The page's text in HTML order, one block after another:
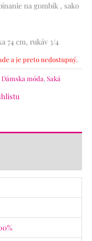
na gombík , sako
74 cm, rukáv 3/4
a je preto nedostupný.
Dámska móda,Saká